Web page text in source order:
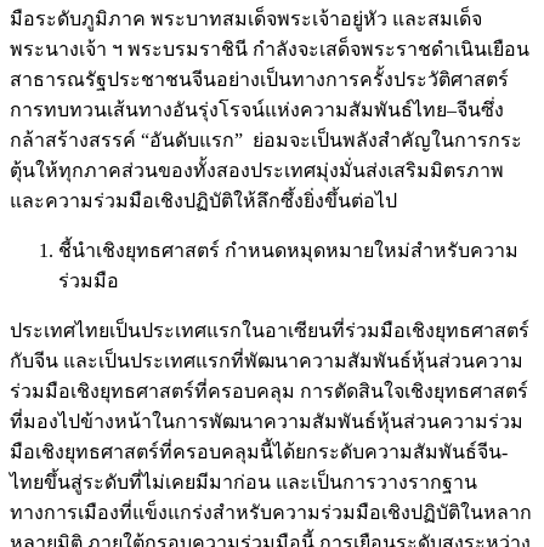
มือระดับภูมิภาค พระบาทสมเด็จพระเจ้าอยู่หัว และสมเด็จ
พระนางเจ้า ฯ พระบรมราชินี กำลังจะเสด็จพระราชดำเนินเยือน
สาธารณรัฐประชาชนจีนอย่างเป็นทางการครั้งประวัติศาสตร์
การทบทวนเส้นทางอันรุ่งโรจน์แห่งความสัมพันธ์ไทย–จีนซึ่ง
กล้าสร้างสรรค์ “อันดับแรก” ย่อมจะเป็นพลังสำคัญในการกระ
ตุ้นให้ทุกภาคส่วนของทั้งสองประเทศมุ่งมั่นส่งเสริมมิตรภาพ
และความร่วมมือเชิงปฏิบัติให้ลึกซึ้งยิ่งขึ้นต่อไป
ชี้นำเชิงยุทธศาสตร์ กำหนดหมุดหมายใหม่สำหรับความ
ร่วมมือ
ประเทศไทยเป็นประเทศแรกในอาเซียนที่ร่วมมือเชิงยุทธศาสตร์
กับจีน และเป็นประเทศแรกที่พัฒนาความสัมพันธ์หุ้นส่วนความ
ร่วมมือเชิงยุทธศาสตร์ที่ครอบคลุม การตัดสินใจเชิงยุทธศาสตร์
ที่มองไปข้างหน้าในการพัฒนาความสัมพันธ์หุ้นส่วนความร่วม
มือเชิงยุทธศาสตร์ที่ครอบคลุมนี้ได้ยกระดับความสัมพันธ์จีน-
ไทยขึ้นสู่ระดับที่ไม่เคยมีมาก่อน และเป็นการวางรากฐาน
ทางการเมืองที่แข็งแกร่งสำหรับความร่วมมือเชิงปฏิบัติในหลาก
หลายมิติ ภายใต้กรอบความร่วมมือนี้ การเยือนระดับสูงระหว่าง